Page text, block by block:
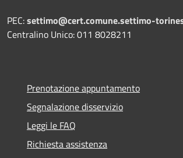
PEC:settimo@cert.comune.settimo-
Centralino Unico: 011 8028211
Prenotazione appuntamento
Segnalazione disservizio
Leggi le FAQ
Richiesta assistenza